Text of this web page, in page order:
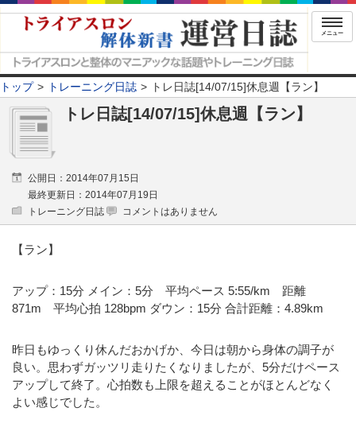
メニュー
トップ トレーニング日誌 トレ日誌[14/07/15]休息週【ラン】
トレ日誌[14/07/15]休息週【ラン】
公開日：2014年07月15日
最終更新日：2014年07月19日
トレーニング日誌
コメントはありません
【ラン】
アップ：15分 メイン：5分 平均ペース 5:55/km 距離
871m 平均心拍 128bpm ダウン：15分 合計距離：4.89km
昨日もゆっくり休んだおかげか、今日は朝から身体の調子が
良い。思わずガッツリ走りたくなりましたが、5分だけペース
アップして終了。心拍数も上限を超えることがほとんどなく
よい感じでした。